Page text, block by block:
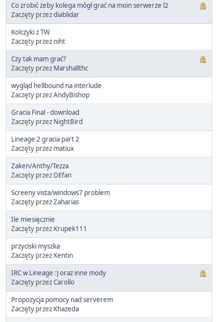
Co zrobić żeby kolega mógł grać na moin serwerze l2
Zaczęty przezdiablidar
Kolczyki z TW
Zaczęty przez niht
Czy tak mam grać?
Zaczęty przez Marshallthc
wygląd hellbound na interlude
Zaczęty przezAndyBishop
Gracia Final - download
Zaczęty przez NightBird
Lineage 2 gracia part 2
Zaczęty przez matiux
Zaken/Anthy/Tezza
Zaczęty przez DEfan
Screeny vista/windows7 problem
Zaczęty przezZaharias
Ile miesięcznie
Zaczęty przez Krupek111
przyciski myszka
Zaczęty przezXentin
IRC w Lineage :) oraz inne mody
Zaczęty przezCarollo
Propozycja pomocy nad serverem
Zaczęty przez Khazeda